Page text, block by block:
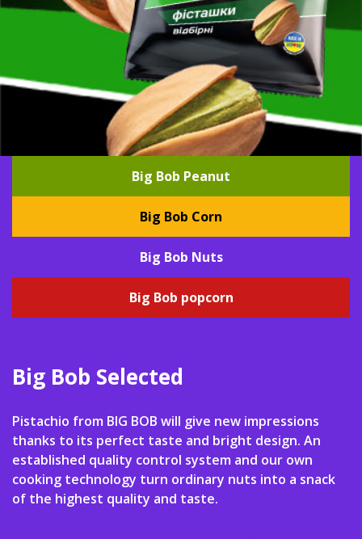
Big Bob Peanut
Big Bob Corn
Big Bob Nuts
Big Bob popcorn
Big Bob Selected
Pistachio from BIG BOB will give new impressions
thanks to its perfect taste and bright design. An
established quality control system and our own
cooking technology turn ordinary nuts into a snack
of the highest quality and taste.